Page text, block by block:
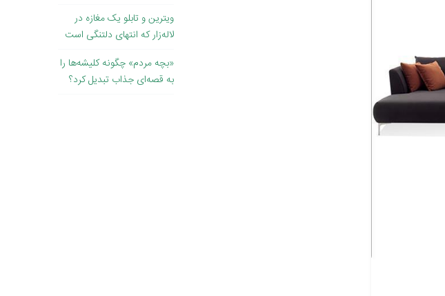
ویترین و تابلو یک مغازه در
لاله‌زار که انتهای دلتنگی است
«بچه مردم» چگونه کلیشه‌ها را
به قصه‌ای جذاب تبدیل کرد؟